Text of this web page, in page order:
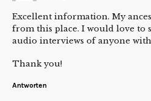
Excellent information. My
from this place. I would love to
audio interviews of anyone
Thank you!
Antworten